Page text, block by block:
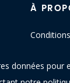
données
À
Blog